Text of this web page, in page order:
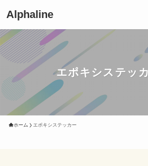
Alphaline
エポキシステッ
ホーム エポキシステッカー